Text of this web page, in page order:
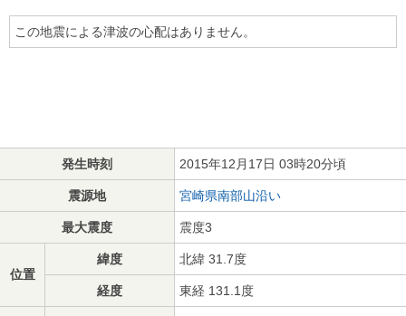
この地震による津波の心配はありません。
発生時刻 2015年12月17日 03時20分頃
震源地 宮崎県南部山沿い
最大震度 震度3
位置
緯度 北緯 31.7度
経度 東経 131.1度